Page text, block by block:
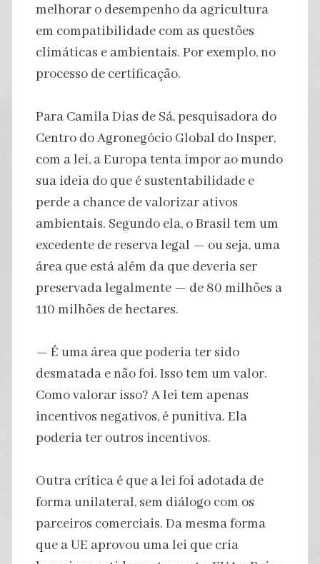
melhorar o desempenho da agricultura
em compatibilidade com as questões
climáticas e ambientais. Por exemplo, no
processo de certificação.
Para Camila Dias de Sá, pesquisadora do
Centro do Agronegócio Global do Insper,
com a lei, a Europa tenta impor ao mundo
sua ideia do que é sustentabilidade e
perde a chance de valorizar ativos
ambientais. Segundo ela, o Brasil tem um
excedente de reserva legal — ou seja, uma
área que está além da que deveria ser
preservada legalmente — de 80 milhões a
110 milhões de hectares.
— É uma área que poderia ter sido
desmatada e não foi. Isso tem um valor.
Como valorar isso? A lei tem apenas
incentivos negativos, é punitiva. Ela
poderia ter outros incentivos.
Outra crítica é que a lei foi adotada de
forma unilateral, sem diálogo com os
parceiros comerciais. Da mesma forma
que a UE aprovou uma lei que cria